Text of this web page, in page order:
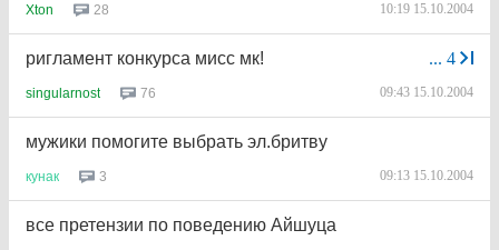
Xton 28 10:19 15.10.2004
... 4
ригламент конкурса мисс мк!
singularnost 76 09:43 15.10.2004
мужики помогите выбрать эл.бритву
кунак 3 09:13 15.10.2004
все претензии по поведению Айшуца